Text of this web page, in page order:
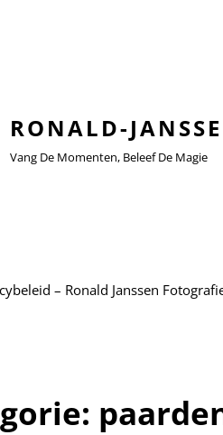
RONALD-
Vang De Momenten, Beleef De Magie
– Ronald Janssen